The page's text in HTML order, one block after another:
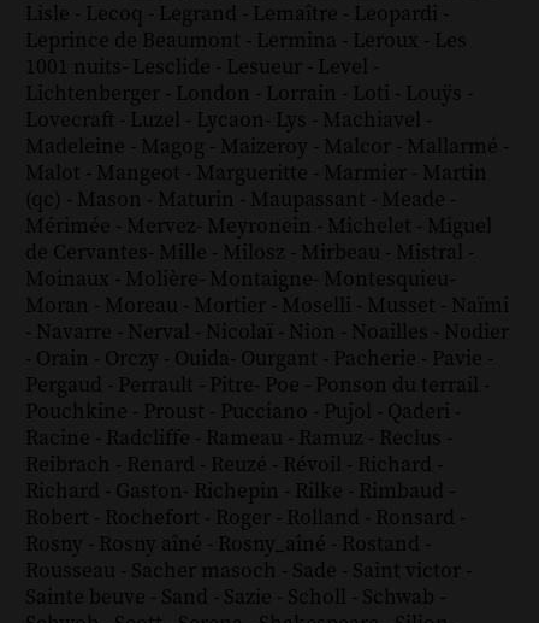
Lisle - Lecoq - Legrand - Lemaître - Leopardi -
Leprince de Beaumont - Lermina - Leroux - Les
1001 nuits- Lesclide - Lesueur - Level -
Lichtenberger - London - Lorrain - Loti - Louÿs -
Lovecraft - Luzel - Lycaon- Lys - Machiavel -
Madeleine - Magog - Maizeroy - Malcor - Mallarmé -
Malot - Mangeot - Margueritte - Marmier - Martin
(qc) - Mason - Maturin - Maupassant - Meade -
Mérimée - Mervez- Meyronein - Michelet - Miguel
de Cervantes- Mille - Milosz - Mirbeau - Mistral -
Moinaux - Molière- Montaigne- Montesquieu-
Moran - Moreau - Mortier - Moselli - Musset - Naïmi
- Navarre - Nerval - Nicolaï - Nion - Noailles - Nodier
- Orain - Orczy - Ouida- Ourgant - Pacherie - Pavie -
Pergaud - Perrault - Pitre- Poe - Ponson du terrail -
Pouchkine - Proust - Pucciano - Pujol - Qaderi -
Racine - Radcliffe - Rameau - Ramuz - Reclus -
Reibrach - Renard - Reuzé - Révoil - Richard -
Richard - Gaston- Richepin - Rilke - Rimbaud -
Robert - Rochefort - Roger - Rolland - Ronsard -
Rosny - Rosny aîné - Rosny_aîné - Rostand -
Rousseau - Sacher masoch - Sade - Saint victor -
Sainte beuve - Sand - Sazie - Scholl - Schwab -